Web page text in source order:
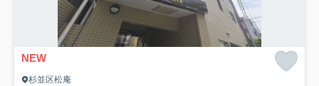
NEW
杉並区松庵